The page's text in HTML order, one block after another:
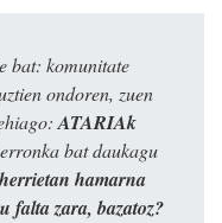
bat: komunitate
ondoren, zuen
ATARIAk
bat daukagu
hamarna
falta zara, bazatoz?